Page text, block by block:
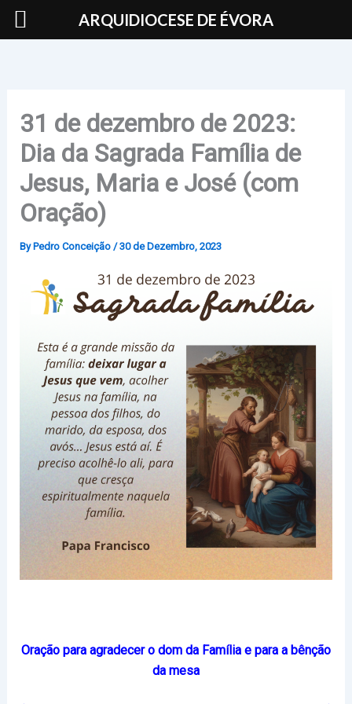
Skip
31 de dezembro de 2023:
Dia da Sagrada Família de
Jesus, Maria e José (com
Oração)
By Pedro Conceição /30 de Dezembro, 2023
Oração para agradecer o dom da Família e para a bênção
da mesa
ARQUIDIOCESE DE ÉVORA